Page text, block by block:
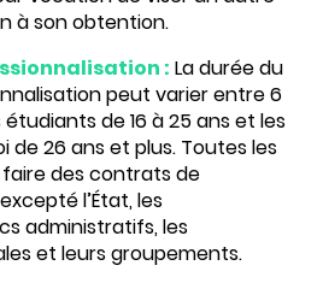
à son obtention.
: La durée du
peut varier entre 6
de 16 à 25 ans et les
de 26 ans et plus. Toutes les
des contrats de
l’État, les
administratifs, les
et leurs groupements.